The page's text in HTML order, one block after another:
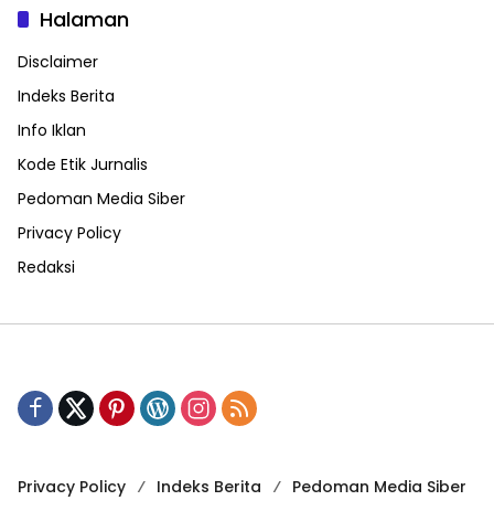
Halaman
Disclaimer
Indeks Berita
Info Iklan
Kode Etik Jurnalis
Pedoman Media Siber
Privacy Policy
Redaksi
Privacy Policy Indeks Berita Pedoman Media Siber